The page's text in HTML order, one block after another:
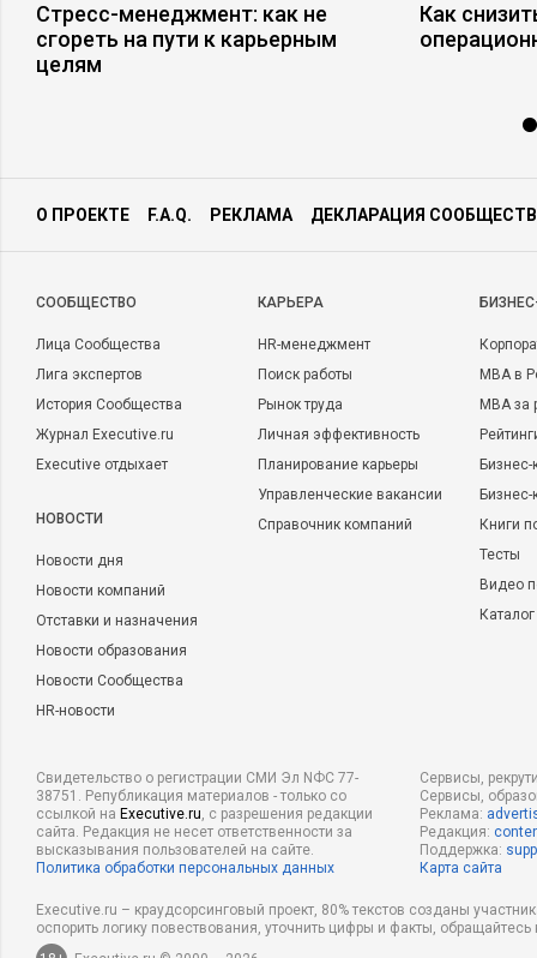
Стресс-менеджмент: как не
сгореть на пути к карьерным
целям
Как
О ПРОЕКТЕ F.A.Q. РЕКЛАМА ДЕКЛАРАЦИЯ
CООБЩЕСТВО
Лица Сообщества
Лига экспертов
История Сообщества
Журнал Executive.ru
Executive отдыхает
НОВОСТИ
Новости дня
Новости компаний
Отставки и назначения
Новости образования
Новости Сообщества
HR-новости
КАРЬЕРА
HR-менеджмент
Поиск работы
Рынок труда
Личная эффективность
Планирование карьеры
Управленческие вакансии
Справочник компаний
MBA в
MBA
Бизнес-
Книги
Тесты
Видео
Свидетельство о регистрации СМИ Эл NФС 77-
38751. Републикация материалов - только со
ссылкой на Executive.ru, с разрешения редакции
сайта. Редакция не несет ответственности за
высказывания пользователей на сайте.
Политика обработки персональных данных
Сервисы,
Сервисы,
Реклама:
Редакция:
Поддержка:
Карта сайта
Executive.ru – краудсорсинговый проект, 80% текстов созданы
оспорить логику повествования, уточнить цифры и факты,